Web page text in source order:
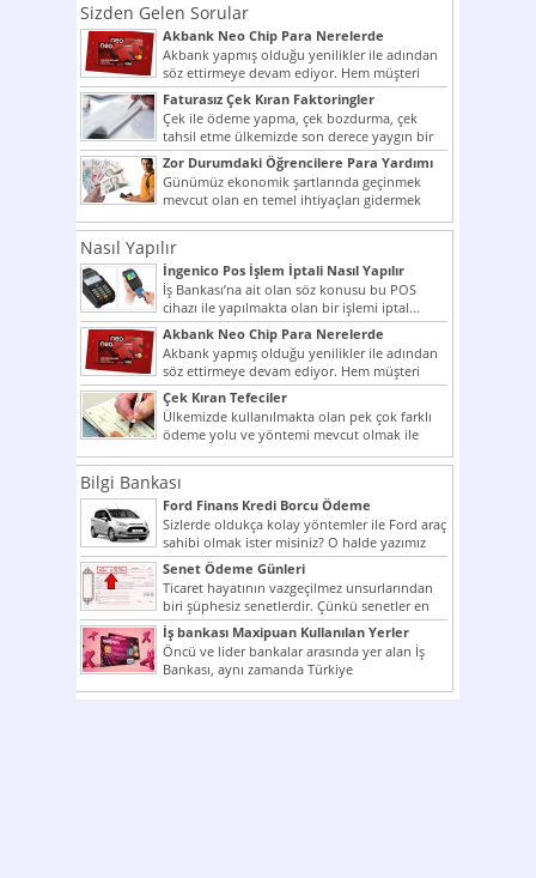
Sizden Gelen Sorular
Akbank Neo Chip Para Nerelerde
Kullanılır?
Akbank yapmış olduğu yenilikler ile adından
söz ettirmeye devam ediyor. Hem müşteri
potansiyelini arttırmak hem...
Faturasız Çek Kıran Faktoringler
Çek ile ödeme yapma, çek bozdurma, çek
tahsil etme ülkemizde son derece yaygın bir
şekilde...
Zor Durumdaki Öğrencilere Para Yardımı
Günümüz ekonomik şartlarında geçinmek
mevcut olan en temel ihtiyaçları gidermek
dahi son derece zor olmak...
Nasıl Yapılır
İngenico Pos İşlem İptali Nasıl Yapılır
İş Bankası’na ait olan söz konusu bu POS
cihazı ile yapılmakta olan bir işlemi iptal...
Akbank Neo Chip Para Nerelerde
Kullanılır?
Akbank yapmış olduğu yenilikler ile adından
söz ettirmeye devam ediyor. Hem müşteri
potansiyelini arttırmak hem...
Çek Kıran Tefeciler
Ülkemizde kullanılmakta olan pek çok farklı
ödeme yolu ve yöntemi mevcut olmak ile
beraber bunlar...
Bilgi Bankası
Ford Finans Kredi Borcu Ödeme
Sizlerde oldukça kolay yöntemler ile Ford araç
sahibi olmak ister misiniz? O halde yazımız
ilginizi...
Senet Ödeme Günleri
Ticaret hayatının vazgeçilmez unsurlarından
biri şüphesiz senetlerdir. Çünkü senetler en
çok kullanılan ödeme araçlarıdır. Taksitler...
İş bankası Maxipuan Kullanılan Yerler
Öncü ve lider bankalar arasında yer alan İş
Bankası, aynı zamanda Türkiye
Cumhuriyeti’nin ilk milli...